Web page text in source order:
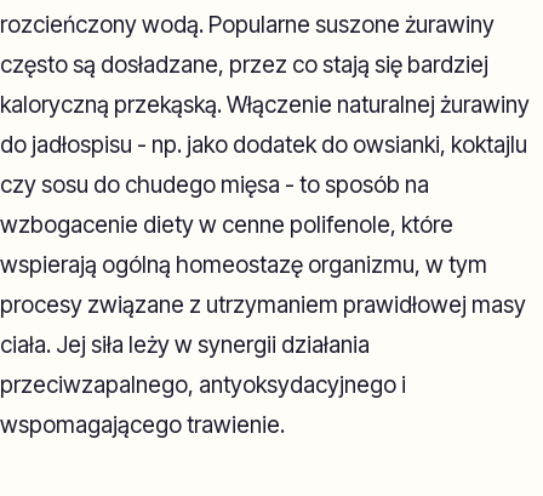
rozcieńczony wodą. Popularne suszone żurawiny
często są dosładzane, przez co stają się bardziej
kaloryczną przekąską. Włączenie naturalnej żurawiny
do jadłospisu - np. jako dodatek do owsianki, koktajlu
czy sosu do chudego mięsa - to sposób na
wzbogacenie diety w cenne polifenole, które
wspierają ogólną homeostazę organizmu, w tym
procesy związane z utrzymaniem prawidłowej masy
ciała. Jej siła leży w synergii działania
przeciwzapalnego, antyoksydacyjnego i
wspomagającego trawienie.